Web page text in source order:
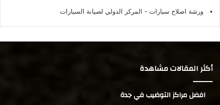
ورشة اصلاح سيارات - المركز الدولي لصيانة السيارات
أكثر المقالات مشاهدة
افضل مراكز التوضيب في جدة